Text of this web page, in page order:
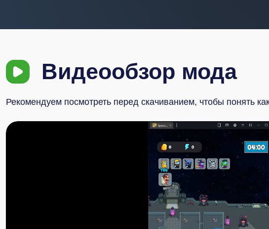
Видеообзор мода
Рекомендуем посмотреть перед скачиванием, чтобы понять